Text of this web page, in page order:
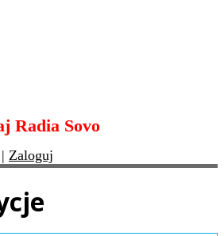
Radia Sovo
| Zaloguj